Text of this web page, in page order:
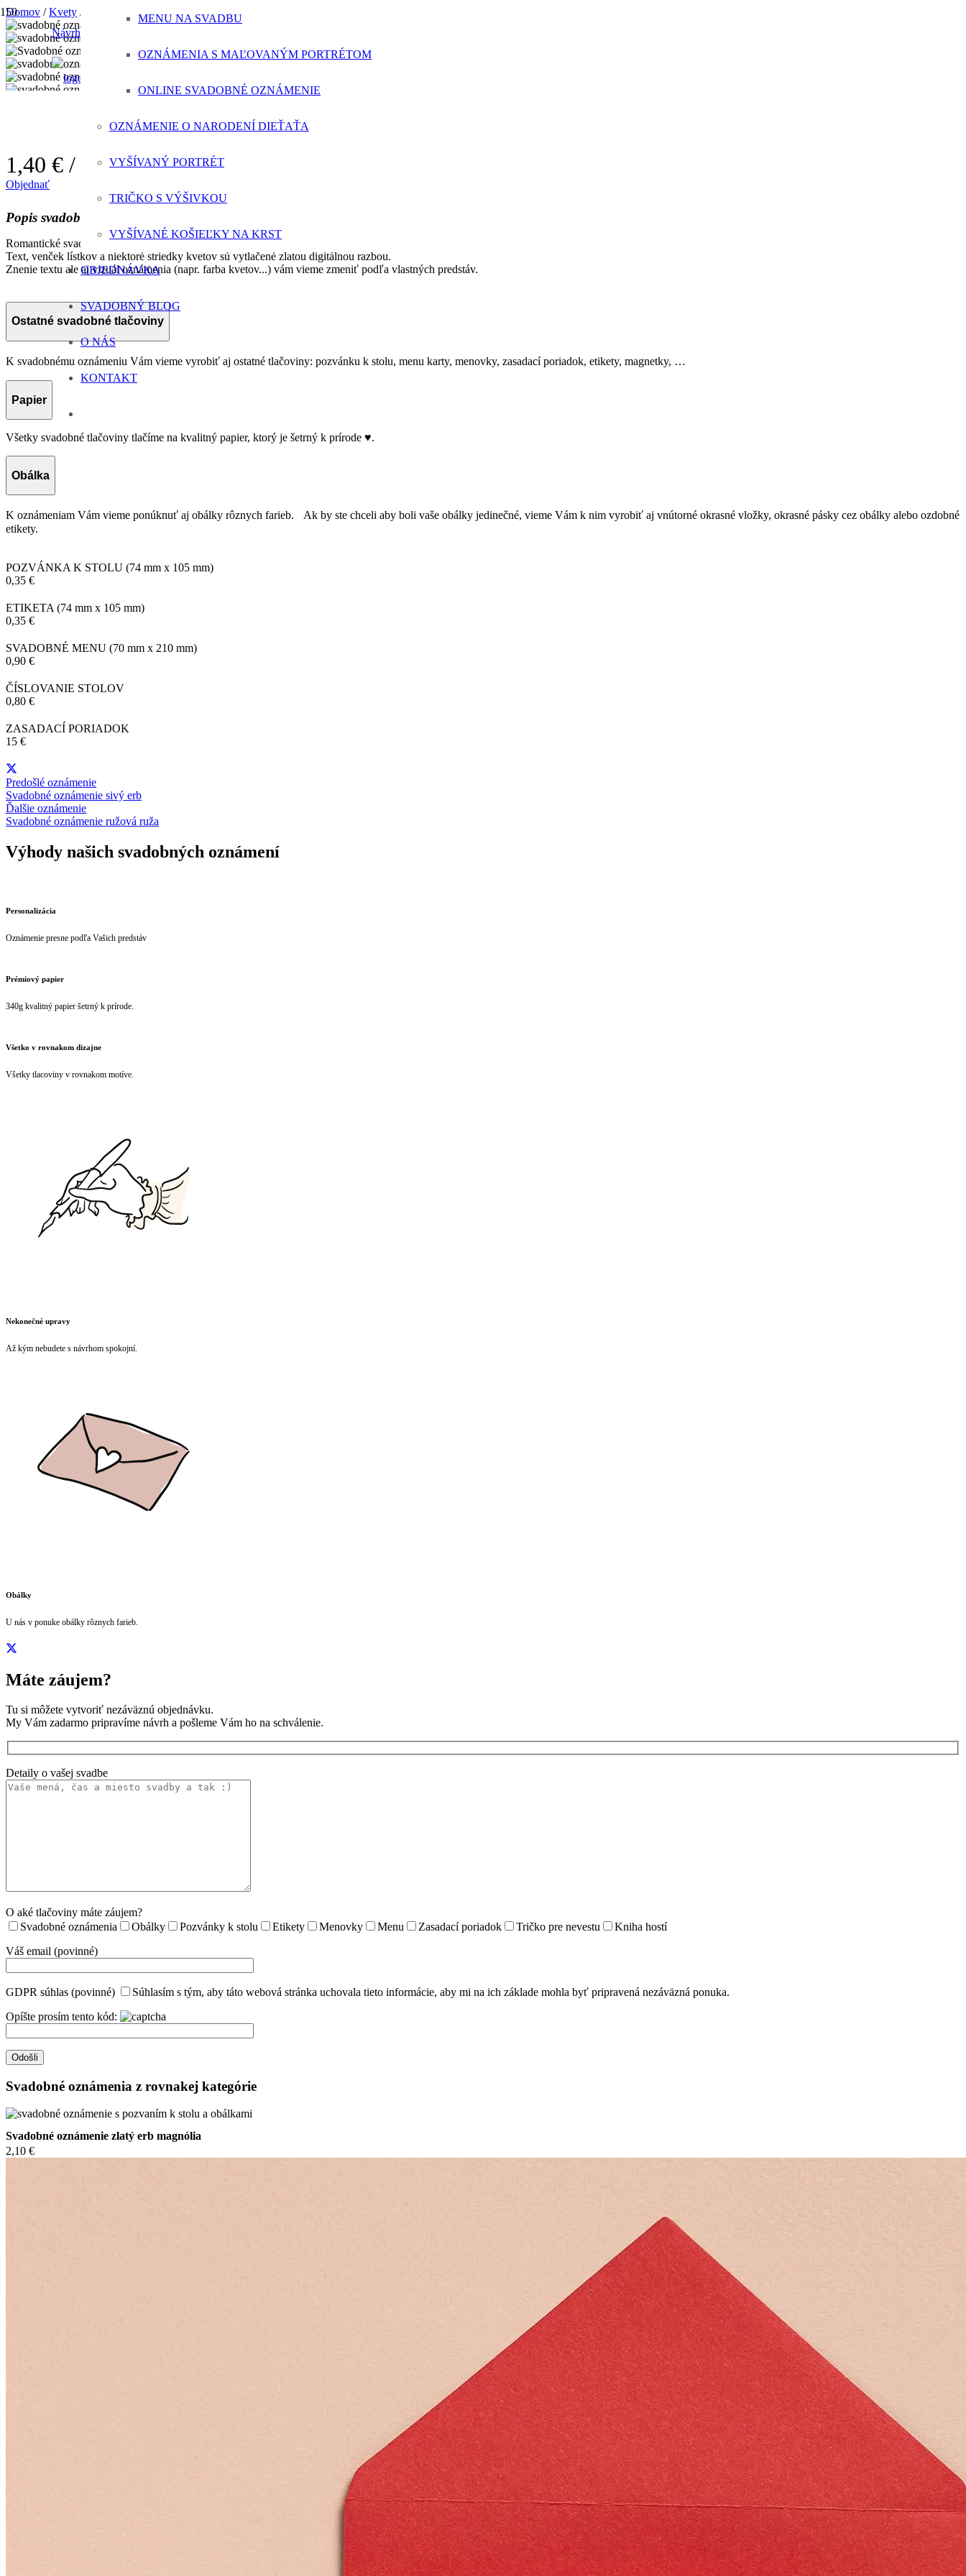
Návrh svadobného oznámenia ZADARMO
MENU NA SVADBU
OZNÁMENIA S MAĽOVANÝM PORTRÉTOM
ONLINE SVADOBNÉ OZNÁMENIE
OZNÁMENIE O NARODENÍ DIEŤAŤA
VYŠÍVANÝ PORTRÉT
TRIČKO S VÝŠIVKOU
VYŠÍVANÉ KOŠIEĽKY NA KRST
OBJEDNÁVKA
SVADOBNÝ BLOG
O NÁS
KONTAKT
Domov / Kvety / Svadobné oznámenie divé ruže
Svadobné oznámenie divé ruže
1,40 € / svadobné oznámenie
Objednať
Popis svadobného oznámenia
Romantické svadobné oznámenie s motívom divých ruží.
Text, venček lístkov a niektoré striedky kvetov sú vytlačené zlatou digitálnou razbou.
Znenie textu ale aj vizuál oznámenia (napr. farba kvetov...) vám vieme zmeniť podľa vlastných predstáv.
Ostatné svadobné tlačoviny
K svadobnému oznámeniu Vám vieme vyrobiť aj ostatné tlačoviny: pozvánku k stolu, menu karty, menovky, zasadací poriadok, etikety, magnetky, …
Papier
Všetky svadobné tlačoviny tlačíme na kvalitný papier, ktorý je šetrný k prírode ♥.
Obálka
K oznámeniam Vám vieme ponúknuť aj obálky rôznych farieb. Ak by ste chceli aby boli vaše obálky jedinečné, vieme Vám k nim vyrobiť aj vnútorné okrasné vložky, okrasné pásky cez obálky alebo ozdobné
etikety.
POZVÁNKA K STOLU (74 mm x 105 mm)
0,35 €
ETIKETA (74 mm x 105 mm)
0,35 €
SVADOBNÉ MENU (70 mm x 210 mm)
0,90 €
ČÍSLOVANIE STOLOV
0,80 €
ZASADACÍ PORIADOK
15 €
Predošlé oznámenie
Svadobné oznámenie sivý erb
Ďalšie oznámenie
Svadobné oznámenie ružová ruža
Výhody našich svadobných oznámení
Personalizácia
Oznámenie presne podľa Vašich predstáv
Prémiový papier
340g kvalitný papier šetrný k prírode.
Všetko v rovnakom dizajne
Všetky tlacoviny v rovnakom motíve.
Nekonečné upravy
Až kým nebudete s návrhom spokojní.
Obálky
U nás v ponuke obálky rôznych farieb.
Máte záujem?
Tu si môžete vytvoriť nezáväznú objednávku.
My Vám zadarmo pripravíme návrh a pošleme Vám ho na schválenie.
Detaily o vašej svadbe
O aké tlačoviny máte záujem?
Svadobné oznámenia
Obálky Pozvánky k stolu Etikety Menovky Menu Zasadací poriadok Tričko pre nevestu
Kniha hostí
Váš email (povinné)
GDPR súhlas (povinné)
Súhlasím s tým, aby táto webová stránka uchovala tieto informácie, aby mi na ich základe mohla byť pripravená nezáväzná ponuka.
Opíšte prosím tento kód:
Svadobné oznámenia z rovnakej kategórie
Svadobné oznámenie zlatý erb magnólia
2,10 €